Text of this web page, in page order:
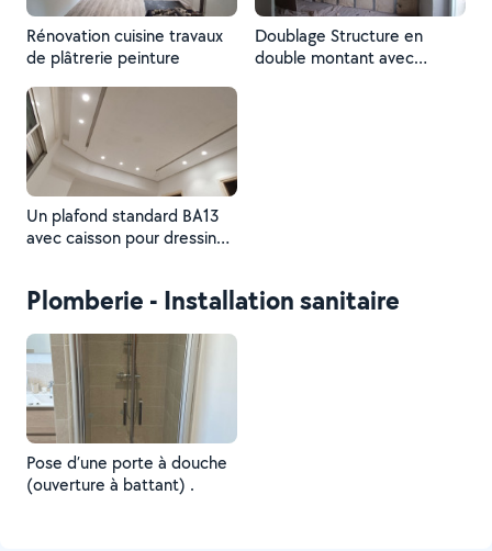
Rénovation cuisine travaux
de plâtrerie peinture
Doublage Structure en
double montant avec
Un plafond standard BA13
avec caisson pour dressing
Plomberie - Installation sanitaire
Pose d’une porte à douche
(ouverture à battant) .